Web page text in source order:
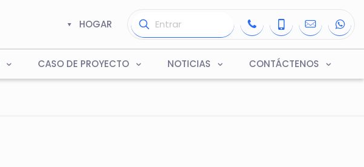
HOGAR
CASO DE PROYECTO NOTICIAS CONTÁCTENOS